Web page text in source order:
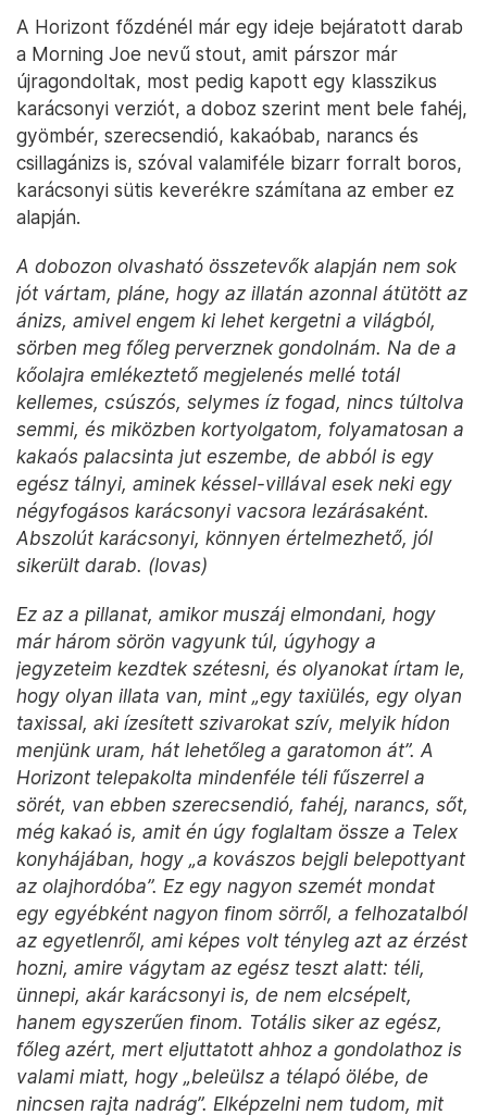
A Horizont főzdénél már egy ideje bejáratott darab
a Morning Joe nevű stout, amit párszor már
újragondoltak, most pedig kapott egy klasszikus
karácsonyi verziót, a doboz szerint ment bele fahéj,
gyömbér, szerecsendió, kakaóbab, narancs és
csillagánizs is, szóval valamiféle bizarr forralt boros,
karácsonyi sütis keverékre számítana az ember ez
alapján.
A dobozon olvasható összetevők alapján nem sok
jót vártam, pláne, hogy az illatán azonnal átütött az
ánizs, amivel engem ki lehet kergetni a világból,
sörben meg főleg perverznek gondolnám. Na de a
kőolajra emlékeztető megjelenés mellé totál
kellemes, csúszós, selymes íz fogad, nincs túltolva
semmi, és miközben kortyolgatom, folyamatosan a
kakaós palacsinta jut eszembe, de abból is egy
egész tálnyi, aminek késsel-villával esek neki egy
négyfogásos karácsonyi vacsora lezárásaként.
Abszolút karácsonyi, könnyen értelmezhető, jól
sikerült darab. (lovas)
Ez az a pillanat, amikor muszáj elmondani, hogy
már három sörön vagyunk túl, úgyhogy a
jegyzeteim kezdtek szétesni, és olyanokat írtam le,
hogy olyan illata van, mint „egy taxiülés, egy olyan
taxissal, aki ízesített szivarokat szív, melyik hídon
menjünk uram, hát lehetőleg a garatomon át”. A
Horizont telepakolta mindenféle téli fűszerrel a
sörét, van ebben szerecsendió, fahéj, narancs, sőt,
még kakaó is, amit én úgy foglaltam össze a Telex
konyhájában, hogy „a kovászos bejgli belepottyant
az olajhordóba”. Ez egy nagyon szemét mondat
egy egyébként nagyon finom sörről, a felhozatalból
az egyetlenről, ami képes volt tényleg azt az érzést
hozni, amire vágytam az egész teszt alatt: téli,
ünnepi, akár karácsonyi is, de nem elcsépelt,
hanem egyszerűen finom. Totális siker az egész,
főleg azért, mert eljuttatott ahhoz a gondolathoz is
valami miatt, hogy „beleülsz a télapó ölébe, de
nincsen rajta nadrág”. Elképzelni nem tudom, mit